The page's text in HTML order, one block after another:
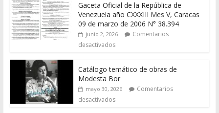
Gaceta Oficial de la República de
Venezuela año CXXXIII Mes V, Caracas
09 de marzo de 2006 N° 38.394
junio 2, 2026
Comentarios
desactivados
Catálogo temático de obras de
Modesta Bor
mayo 30, 2026
Comentarios
desactivados